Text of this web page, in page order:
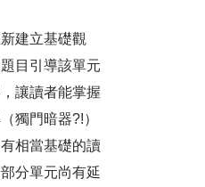
建立基礎觀
目引導該單元
讓讀者能掌握
獨門暗器?!）
相當基礎的讀
分單元尚有延